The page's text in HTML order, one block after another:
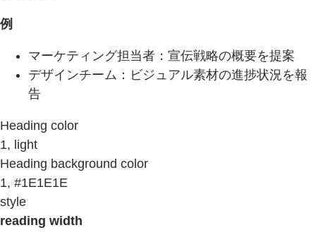
例
マーケティング担当者：宣伝戦略の概要を提案
デザインチーム：ビジュアル素材の進捗状況を報
告
Heading color
1, light
Heading background color
1, #1E1E1E
style
reading width